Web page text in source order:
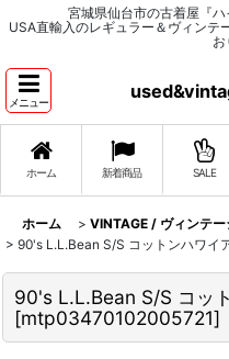
宮城県仙台市の古着屋『ハ
USA直輸入のレギュラー＆ヴィンテ
お
メニュー
ホーム 新着商品 SALE
ホーム > VINTAGE / ヴィンテー
> 90's L.L.Bean S/S コットンハワイ
90's L.L.Bean S/S コッ
[mtp03470102005721]